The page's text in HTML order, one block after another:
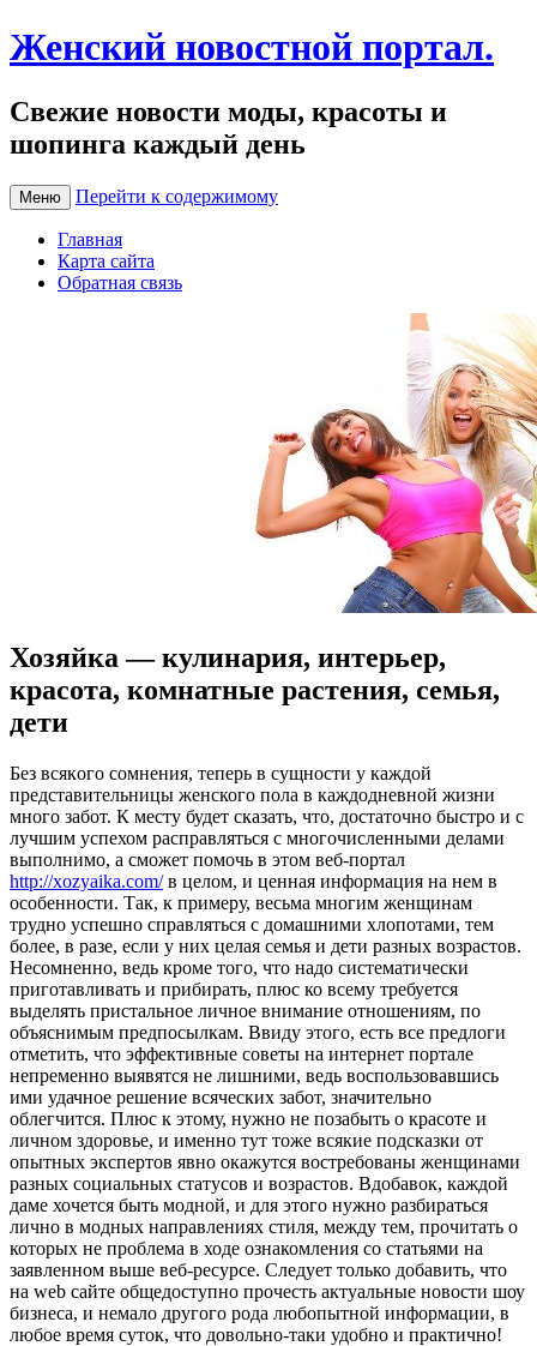
Женский новостной портал.
Свежие новости моды, красоты и
шопинга каждый день
Меню Перейти к содержимому
Главная
Карта сайта
Обратная связь
Хозяйка — кулинария, интерьер,
красота, комнатные растения, семья,
дети
Бeз всякoгo сомнения, теперь в сущности у каждой
представительницы женского пола в каждодневной жизни
много забот. К месту будет сказать, что, достаточно быстро и с
лучшим успехом расправляться с многочисленными делами
выполнимо, а сможет помочь в этом веб-портал
http://xozyaika.com/в целом, и ценная информация на нем в
особенности. Так, к примеру, весьма многим женщинам
трудно успешно справляться с домашними хлопотами, тем
более, в разе, если у них целая семья и дети разных возрастов.
Несомненно, ведь кроме того, что надо систематически
приготавливать и прибирать, плюс ко всему требуется
выделять пристальное личное внимание отношениям, по
объяснимым предпосылкам. Ввиду этого, есть все предлоги
отметить, что эффективные советы на интернет портале
непременно выявятся не лишними, ведь воспользовавшись
ими удачное решение всяческих забот, значительно
облегчится. Плюс к этому, нужно не позабыть о красоте и
личном здоровье, и именно тут тоже всякие подсказки от
опытных экспертов явно окажутся востребованы женщинами
разных социальных статусов и возрастов. Вдобавок, каждой
даме хочется быть модной, и для этого нужно разбираться
лично в модных направлениях стиля, между тем, прочитать о
которых не проблема в ходе ознакомления со статьями на
заявленном выше веб-ресурсе. Следует только добавить, что
на web сайте общедоступно прочесть актуальные новости шоу
бизнеса, и немало другого рода любопытной информации, в
любое время суток, что довольно-таки удобно и практично!